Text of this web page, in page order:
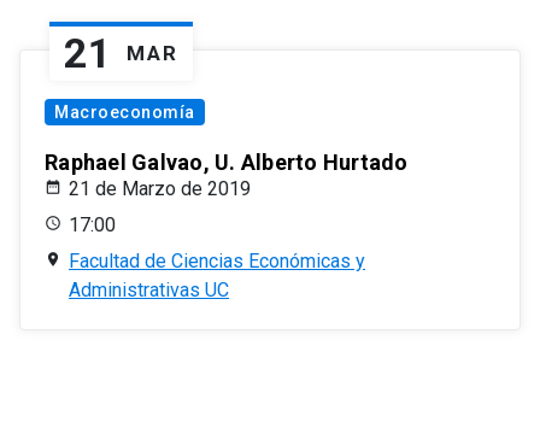
21 MAR
Macroeconomía
Raphael Galvao, U. Alberto Hurtado
21 de Marzo de 2019
17:00
Facultad de Ciencias Económicas y
Administrativas UC